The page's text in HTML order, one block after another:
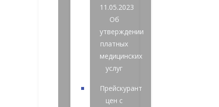
11.05.2023
Об
утверждении
платных
медицинских
услуг
Прейскурант
цен с